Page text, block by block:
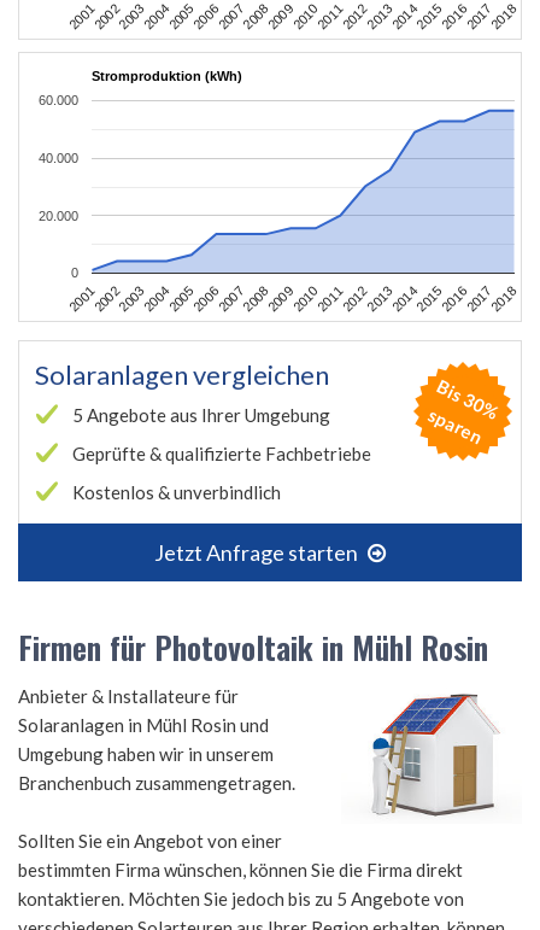
200120022003200420052006200720082009201020112012201320142015201620172018
Stromproduktion (kWh)
200120022003200420052006200720082009201020112012201320142015201620172018
0
20.000
40.000
60.000
Solaranlagen vergleichen
5 Angebote aus Ihrer Umgebung
Geprüfte & qualifizierte Fachbetriebe
Kostenlos & unverbindlich
Jetzt Anfrage starten
B
is
3
0
%
s
p
a
r
e
n
Firmen für Photovoltaik in Mühl Rosin
Anbieter & Installateure für
Solaranlagen in Mühl Rosin und
Umgebung haben wir in unserem
Branchenbuch zusammengetragen.
Sollten Sie ein Angebot von einer
bestimmten Firma wünschen, können Sie die Firma direkt
kontaktieren. Möchten Sie jedoch bis zu 5 Angebote von